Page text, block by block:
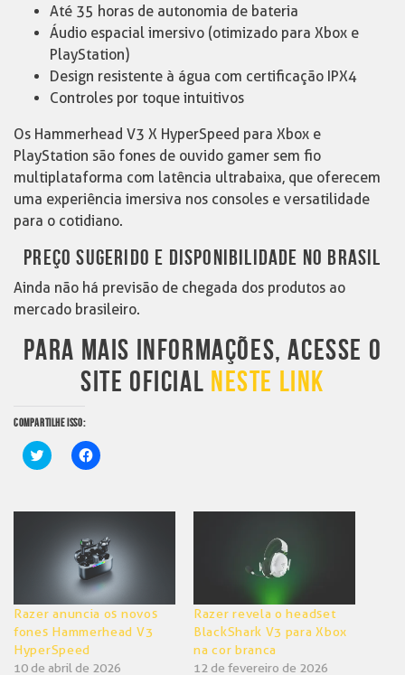
Até 35 horas de autonomia de bateria
Áudio espacial imersivo (otimizado para Xbox e
PlayStation)
Design resistente à água com certificação IPX4
Controles por toque intuitivos
Os Hammerhead V3 X HyperSpeed para Xbox e
PlayStation são fones de ouvido gamer sem fio
multiplataforma com latência ultrabaixa, que oferecem
uma experiência imersiva nos consoles e versatilidade
para o cotidiano.
PREÇO SUGERIDO E DISPONIBILIDADE NO BRASIL
Ainda não há previsão de chegada dos produtos ao
mercado brasileiro.
PARA MAIS INFORMAÇÕES, ACESSE O
SITE OFICIAL NESTE LINK
COMPARTILHE ISSO:
Clique
para
em
Clique
para
em
janela)
Razer anuncia os novos
fones Hammerhead V3
HyperSpeed
10 de abril de 2026
Razer revela o headset
BlackShark V3 para Xbox
na cor branca
12 de fevereiro de 2026